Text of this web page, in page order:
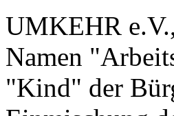
UMKEHR
Namen
"Kind" der